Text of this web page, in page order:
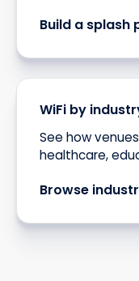
Build a splash
WiFi by
See how
healthcare,
Browse